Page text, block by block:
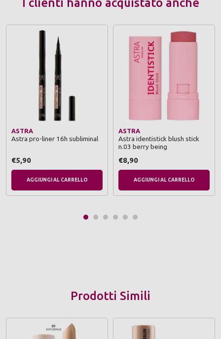
ASTRA
Astra pro-liner 16h subliminal
€5,90
AGGIUNGI AL CARRELLO
ASTRA
Astra identistick blush stick
n.03 berry being
€8,90
AGGIUNGI AL CARRELLO
Prodotti Simili